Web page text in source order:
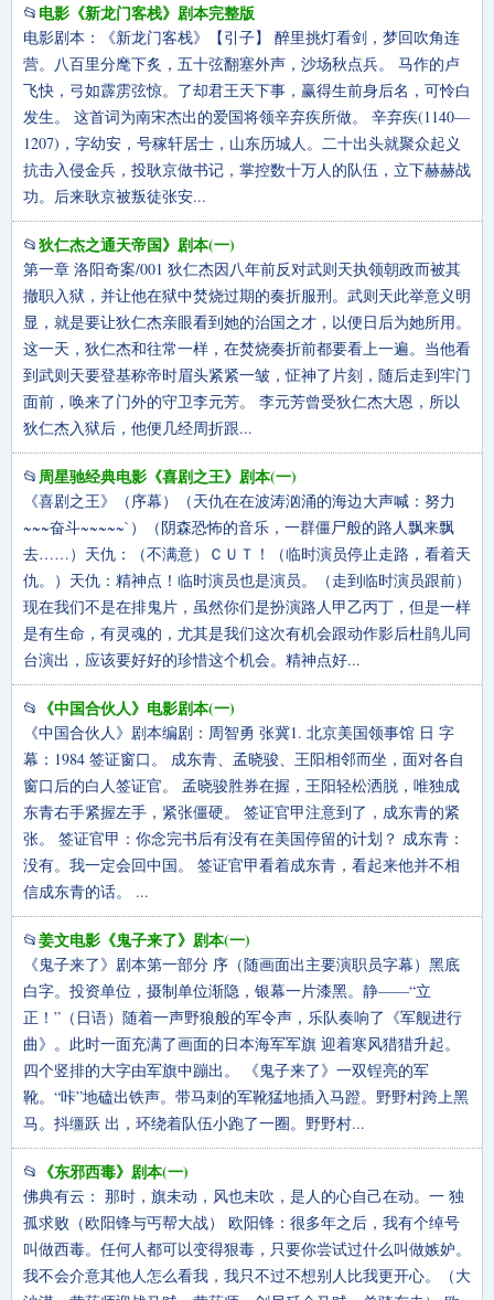
📂 电影《新龙门客栈》剧本完整版
电影剧本：《新龙门客栈》【引子】 醉里挑灯看剑，梦回吹角连
营。八百里分麾下炙，五十弦翻塞外声，沙场秋点兵。 马作的卢
飞快，弓如霹雳弦惊。了却君王天下事，赢得生前身后名，可怜白
发生。 这首词为南宋杰出的爱国将领辛弃疾所做。 辛弃疾(1140—
1207)，字幼安，号稼轩居士，山东历城人。二十出头就聚众起义
抗击入侵金兵，投耿京做书记，掌控数十万人的队伍，立下赫赫战
功。后来耿京被叛徒张安...
📂狄仁杰之通天帝国》剧本(一)
第一章 洛阳奇案/001 狄仁杰因八年前反对武则天执领朝政而被其
撤职入狱，并让他在狱中焚烧过期的奏折服刑。武则天此举意义明
显，就是要让狄仁杰亲眼看到她的治国之才，以便日后为她所用。
这一天，狄仁杰和往常一样，在焚烧奏折前都要看上一遍。当他看
到武则天要登基称帝时眉头紧紧一皱，怔神了片刻，随后走到牢门
面前，唤来了门外的守卫李元芳。 李元芳曾受狄仁杰大恩，所以
狄仁杰入狱后，他便几经周折跟...
📂 周星驰经典电影《喜剧之王》剧本(一)
《喜剧之王》（序幕）（天仇在在波涛汹涌的海边大声喊：努力
~~~奋斗~~~~~`）（阴森恐怖的音乐，一群僵尸般的路人飘来飘
去……）天仇：（不满意）ＣＵＴ！（临时演员停止走路，看着天
仇。）天仇：精神点！临时演员也是演员。（走到临时演员跟前）
现在我们不是在排鬼片，虽然你们是扮演路人甲乙丙丁，但是一样
是有生命，有灵魂的，尤其是我们这次有机会跟动作影后杜鹃儿同
台演出，应该要好好的珍惜这个机会。精神点好...
📂 《中国合伙人》电影剧本(一)
《中国合伙人》剧本编剧：周智勇 张冀1. 北京美国领事馆 日 字
幕：1984 签证窗口。 成东青、孟晓骏、王阳相邻而坐，面对各自
窗口后的白人签证官。 孟晓骏胜券在握，王阳轻松洒脱，唯独成
东青右手紧握左手，紧张僵硬。 签证官甲注意到了，成东青的紧
张。 签证官甲：你念完书后有没有在美国停留的计划？ 成东青：
没有。我一定会回中国。 签证官甲看着成东青，看起来他并不相
信成东青的话。 ...
📂姜文电影《鬼子来了》剧本(一)
《鬼子来了》剧本第一部分 序（随画面出主要演职员字幕）黑底
白字。投资单位，摄制单位渐隐，银幕一片漆黑。静——“立
正！”（日语）随着一声野狼般的军令声，乐队奏响了《军舰进行
曲》。此时一面充满了画面的日本海军军旗 迎着寒风猎猎升起。
四个竖排的大字由军旗中蹦出。 《鬼子来了》一双锃亮的军
靴。“咔”地磕出铁声。带马刺的军靴猛地插入马蹬。野野村跨上黑
马。抖缰跃 出，环绕着队伍小跑了一圈。野野村...
📂 《东邪西毒》剧本(一)
佛典有云： 那时，旗未动，风也未吹，是人的心自己在动。一 独
孤求败（欧阳锋与丐帮大战） 欧阳锋：很多年之后，我有个绰号
叫做西毒。任何人都可以变得狠毒，只要你尝试过什么叫做嫉妒。
我不会介意其他人怎么看我，我只不过不想别人比我更开心。（大